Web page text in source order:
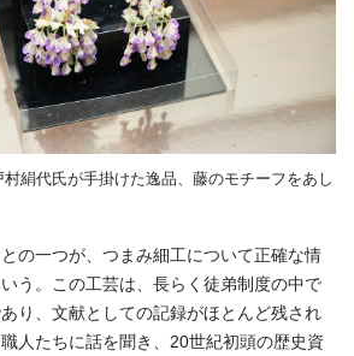
絹代氏が手掛けた逸品、藤のモチーフをあし
の一つが、つまみ細工について正確な情
う。この工芸は、長らく徒弟制度の中で
り、文献としての記録がほとんど残され
人たちに話を聞き、20世紀初頭の歴史資